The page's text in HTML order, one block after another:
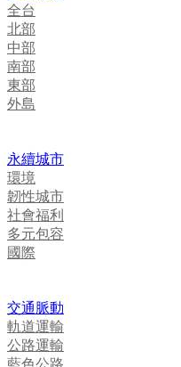
全台
北部
中部
南部
東部
外島
永續城市
環境
韌性城市
社會福利
多元包容
國際
交通脈動
軌道運輸
公路運輸
藍色公路